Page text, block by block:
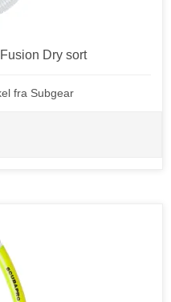
Dry sort
fra Subgear